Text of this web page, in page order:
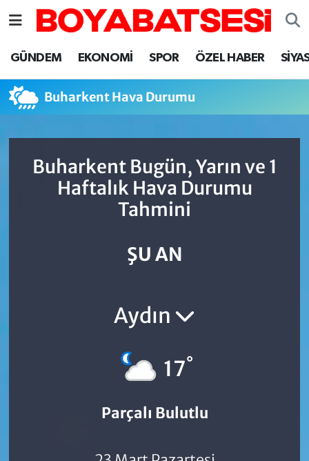
GÜNDEM EKONOMİ SPOR ÖZEL HABER
Buharkent Hava Durumu
Buharkent Bugün, Yarın ve 1
Haftalık Hava Durumu
Tahmini
ŞU AN
Aydın
17°
Parçalı Bulutlu
Sinop Nöbetçi Eczaneler
Sinop Hava Durumu
Sinop Trafik Yoğunluk Haritası
Süper Lig Puan Durumu ve Fikstür
Son Dakika Haberleri